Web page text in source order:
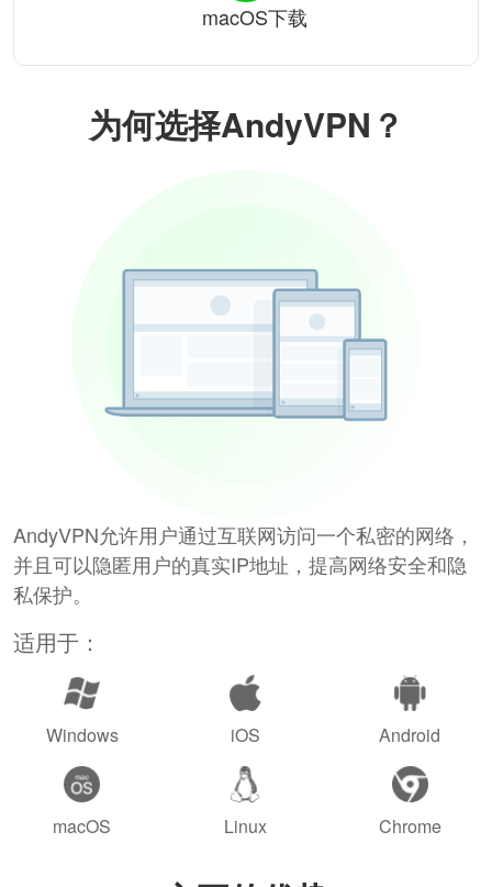
为何选择AndyVPN？
AndyVPN允许用户通过互联网访问一个私密的网络，
并且可以隐匿用户的真实IP地址，提高网络安全和隐
私保护。
适用于：
Windows iOS Android
macOS Linux Chrome
macOS下载